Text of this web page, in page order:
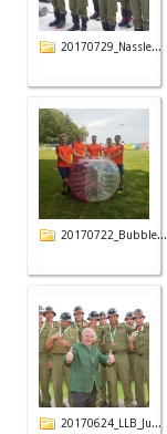
20170729_Nassle...
20170722_Bubble...
20170624_LLB_Ju...